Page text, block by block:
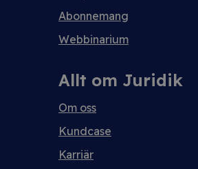
Abonnemang
Webbinarium
Allt om Juridik
Om oss
Kundcase
Karriär